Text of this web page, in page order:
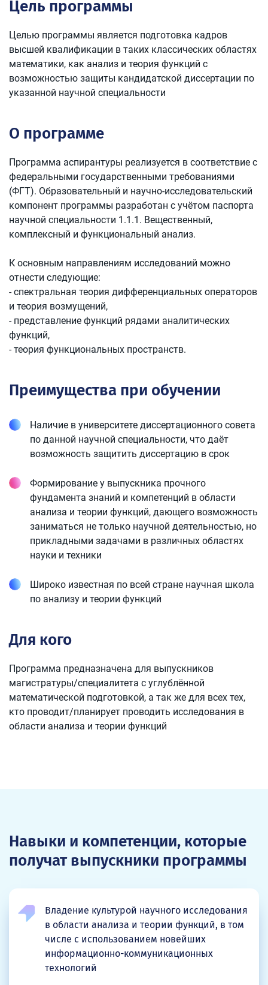
Цель программы
Целью программы является подготовка кадров
высшей квалификации в таких классических областях
математики, как анализ и теория функций с
возможностью защиты кандидатской диссертации по
указанной научной специальности
О программе
Программа аспирантуры реализуется в соответствие с
федеральными государственными требованиями
(ФГТ). Образовательный и научно-исследовательский
компонент программы разработан с учётом паспорта
научной специальности 1.1.1. Вещественный,
комплексный и функциональный анализ.
К основным направлениям исследований можно
отнести следующие:
- спектральная теория дифференциальных операторов
и теория возмущений,
- представление функций рядами аналитических
функций,
- теория функциональных пространств.
Преимущества при обучении
Наличие в университете диссертационного совета
по данной научной специальности, что даёт
возможность защитить диссертацию в срок
Формирование у выпускника прочного
фундамента знаний и компетенций в области
анализа и теории функций, дающего возможность
заниматься не только научной деятельностью, но
прикладными задачами в различных областях
науки и техники
Широко известная по всей стране научная школа
по анализу и теории функций
Для кого
Программа предназначена для выпускников
магистратуры/специалитета с углублённой
математической подготовкой, а так же для всех тех,
кто проводит/планирует проводить исследования в
области анализа и теории функций
Навыки и компетенции, которые
получат выпускники программы
Владение культурой научного исследования
в области анализа и теории функций, в том
числе с использованием новейших
информационно-коммуникационных
технологий